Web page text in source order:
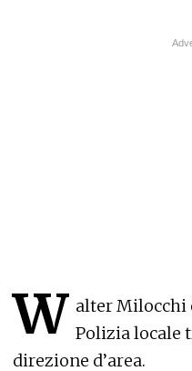
W alter Milocchi
Polizia locale
direzione d’area.